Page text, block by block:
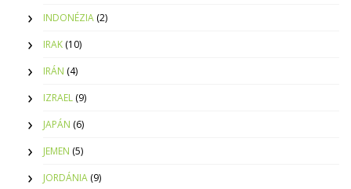
INDONÉZIA (2)
IRAK (10)
IRÁN (4)
IZRAEL (9)
JAPÁN (6)
JEMEN (5)
JORDÁNIA (9)